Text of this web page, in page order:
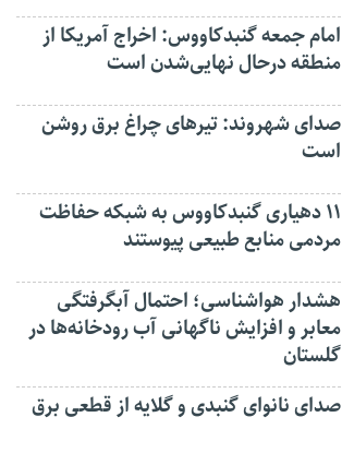
امام جمعه گنبدکاووس: اخراج آمریکا از
منطقه درحال نهایی‌شدن است
صدای شهروند: تیرهای چراغ برق روشن
است
۱۱ دهیاری گنبدکاووس به شبکه حفاظت
مردمی منابع طبیعی پیوستند
هشدار هواشناسی؛ احتمال آبگرفتگی
معابر و افزایش ناگهانی آب رودخانه‌ها در
گلستان
صدای نانوای گنبدی و گلایه از قطعی برق